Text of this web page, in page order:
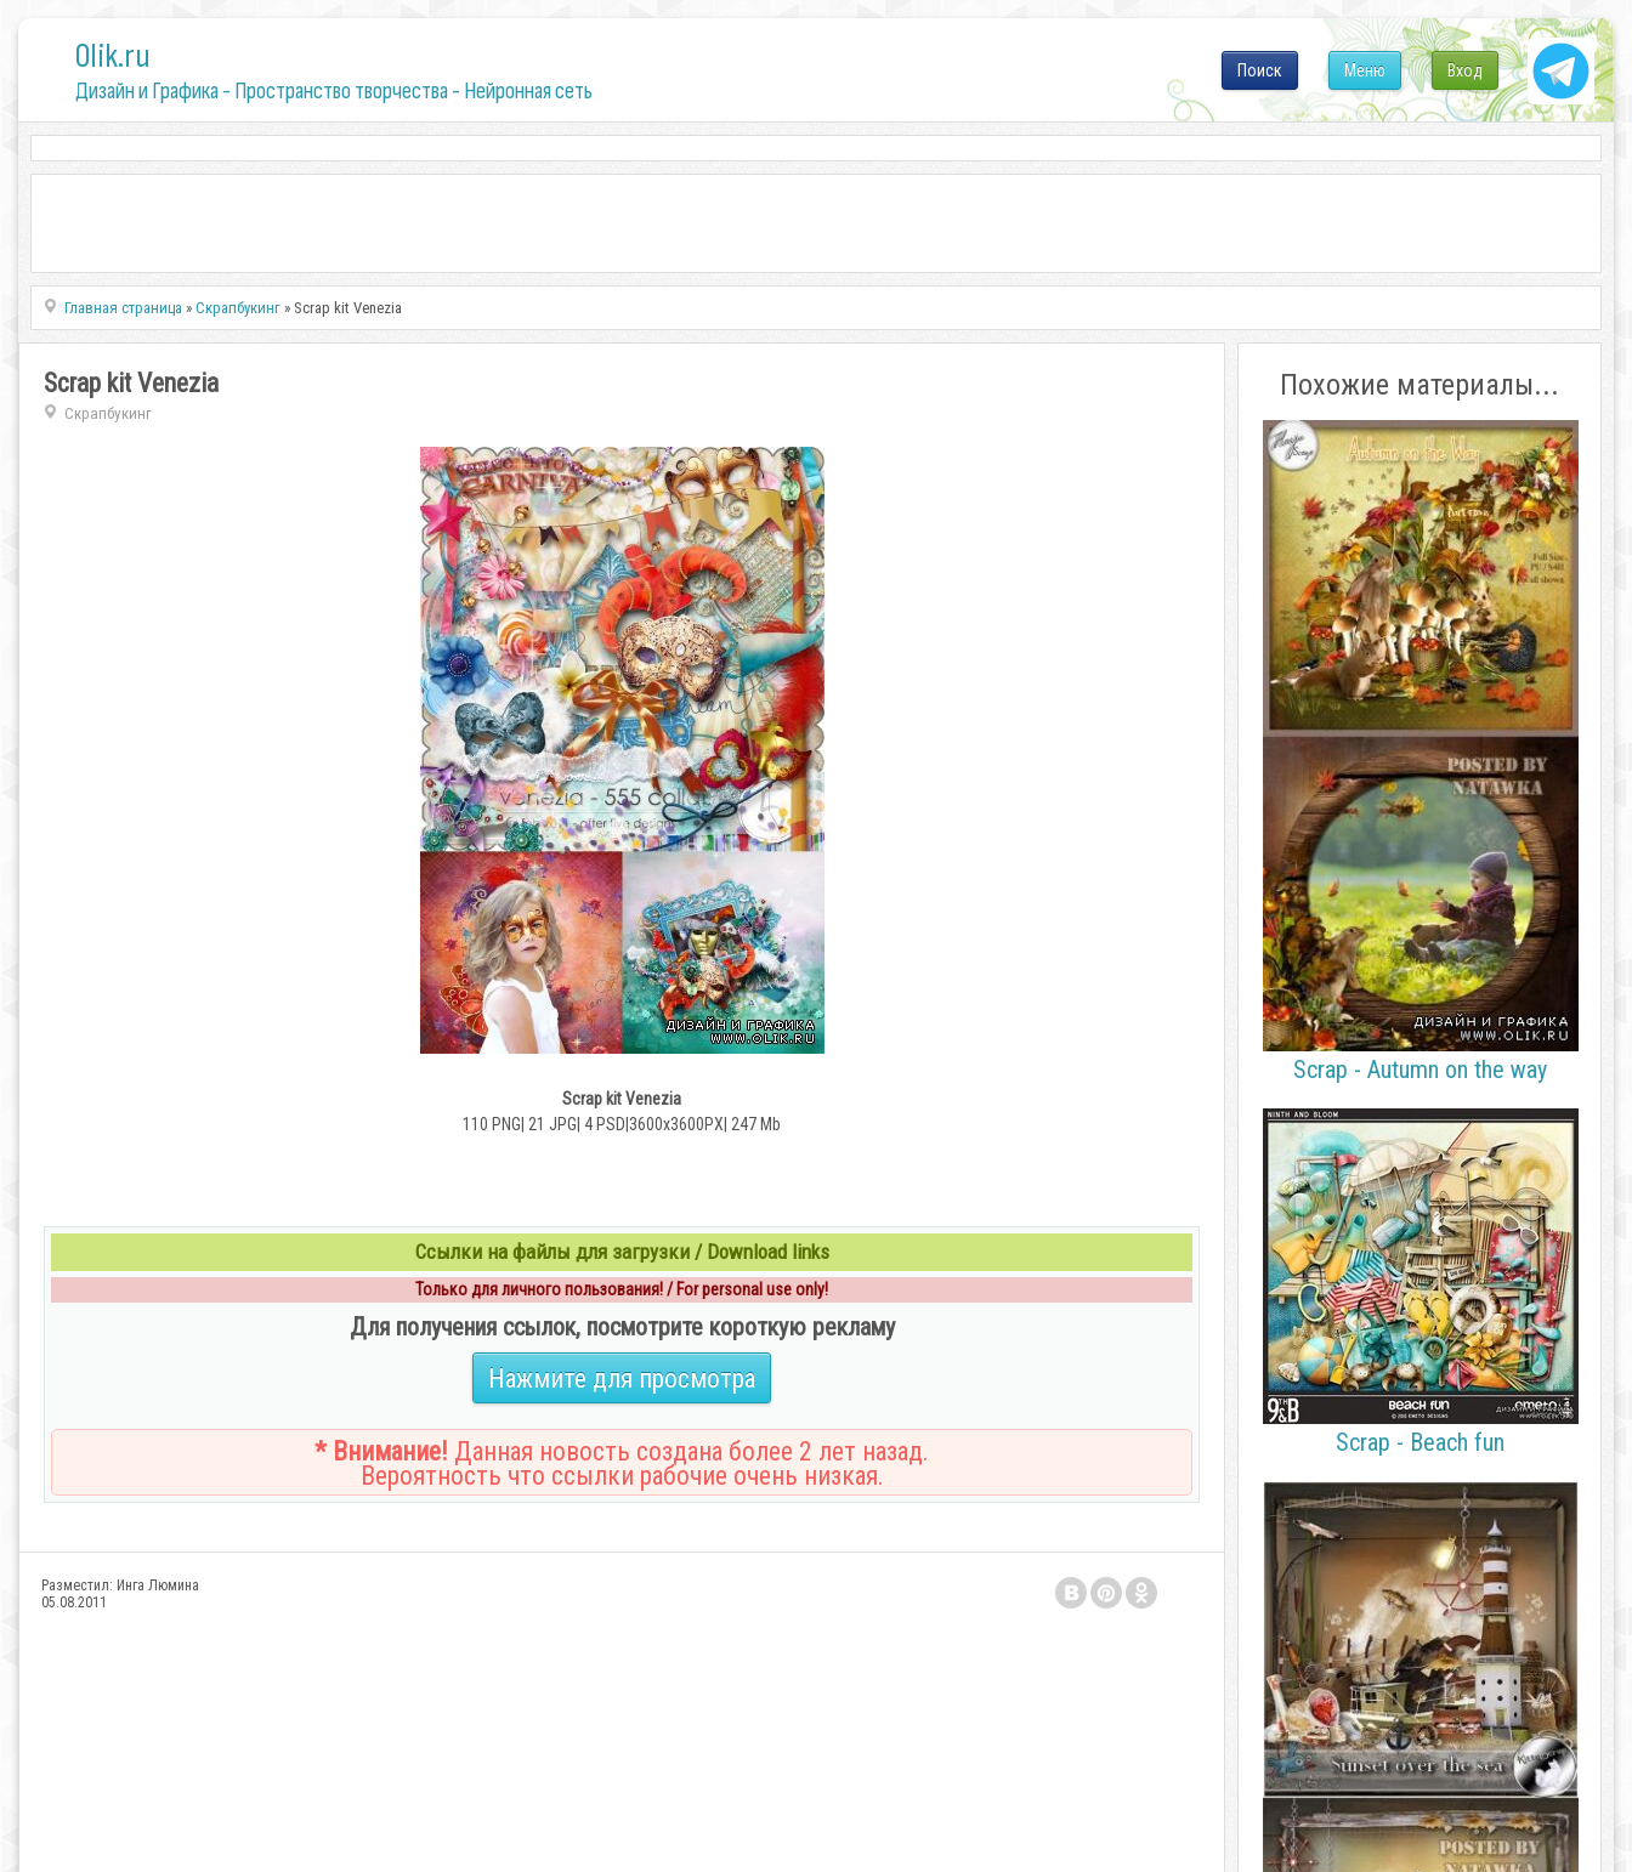
0lik.ru
Дизайн и Графика - Пространство творчества - Нейронная сеть
Вход
Меню
Поиск
Главная страница »Скрапбукинг » Scrap kit Venezia
Scrap kit Venezia
Скрапбукинг
Scrap kit Venezia
110 PNG| 21 JPG| 4 PSD|3600x3600PX| 247 Mb
Ссылки на файлы для загрузки / Download links
Только для личного пользования! / For personal use only!
Для получения ссылок, посмотрите короткую рекламу
Нажмите для просмотра
* Внимание! Данная новость создана более 2 лет назад.
Вероятность что ссылки рабочие очень низкая.
Разместил: Инга Люмина
05.08.2011
Похожие материалы...
Scrap - Autumn on the way
Scrap - Beach fun